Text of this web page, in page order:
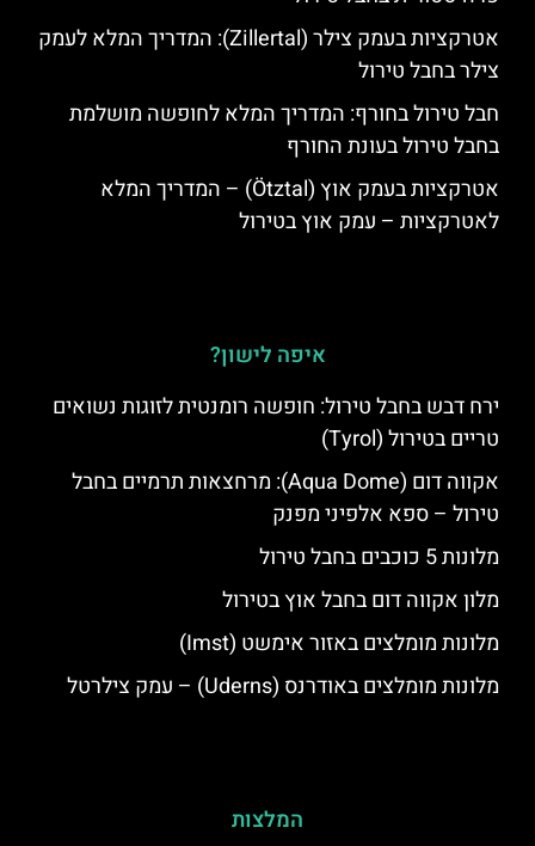
אטרקציות בעמק צילר (Zillertal): המדריך המלא לעמק
צילר בחבל טירול
חבל טירול בחורף: המדריך המלא לחופשה מושלמת
בחבל טירול בעונת החורף
אטרקציות בעמק אוץ (Ötztal) – המדריך המלא
לאטרקציות – עמק אוץ בטירול
איפה לישון?
ירח דבש בחבל טירול: חופשה רומנטית לזוגות נשואים
טריים בטירול (Tyrol)
אקווה דום (Aqua Dome): מרחצאות תרמיים בחבל
טירול – ספא אלפיני מפנק
מלונות 5 כוכבים בחבל טירול
מלון אקווה דום בחבל אוץ בטירול
מלונות מומלצים באזור אימשט (Imst)
מלונות מומלצים באודרנס (Uderns) – עמק צילרטל
המלצות